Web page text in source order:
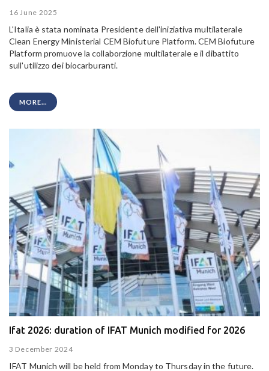
16 June 2025
L'Italia è stata nominata Presidente dell'iniziativa multilaterale
Clean Energy Ministerial CEM Biofuture Platform. CEM Biofuture
Platform promuove la collaborzione multilaterale e il dibattito
sull'utilizzo dei biocarburanti.
MORE...
Ifat 2026: duration of IFAT Munich modified for 2026
3 December 2024
IFAT Munich will be held from Monday to Thursday in the future.